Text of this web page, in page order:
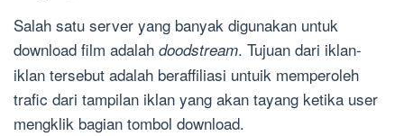
Salah satu server yang banyak digunakan untuk
download film adalah doodstream. Tujuan dari iklan-
iklan tersebut adalah beraffiliasi untuik memperoleh
trafic dari tampilan iklan yang akan tayang ketika user
mengklik bagian tombol download.